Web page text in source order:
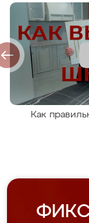
Как